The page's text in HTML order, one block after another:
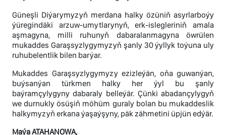
Güneşli Diýarymyzyň merdana halky özüniň asyrlarboýy
ýüregindäki arzuw-umytlarynyň, erk-islegleriniň amala
aşmagyna, milli ruhunyň dabaralanmagyna öwrülen
mukaddes Garaşsyzlygymyzyň şanly 30 ýyllyk toýuna uly
ruhubelentlik bilen barýar.
Mukaddes Garaşsyzlygymyzy ezizleýän, oňa guwanýan,
buýsanýan türkmen halky her ýyl bu şanly
baýramçylygyny dabaraly belleýär. Çünki abadançylygyň
we durnukly ösüşiň möhüm guraly bolan bu mukaddeslik
halkymyzyň erkana ýaşaýşyny, päk zähmetini üpjün edýär.
Maýa ATAHANOWA,